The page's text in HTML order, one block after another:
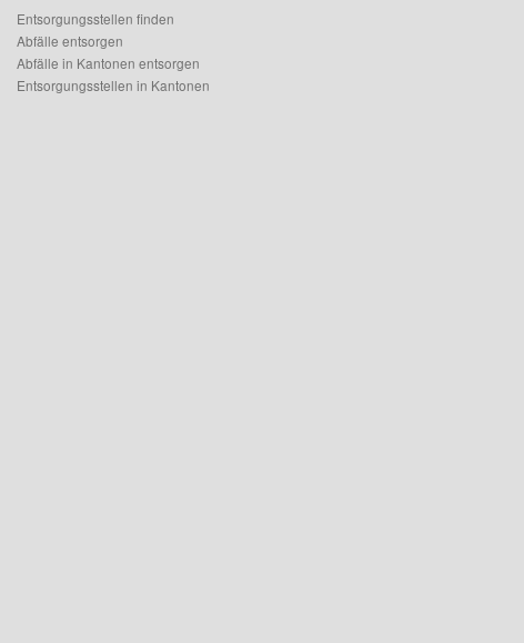
Entsorgungsstellen finden
Abfälle entsorgen
Abfälle in Kantonen entsorgen
Entsorgungsstellen in Kantonen